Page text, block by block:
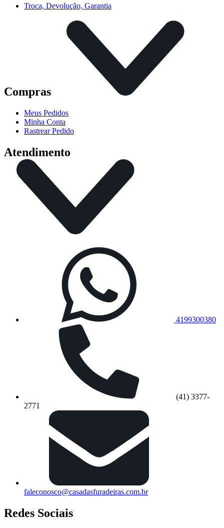
Troca, Devolução, Garantia
Compras
Meus Pedidos
Minha Conta
Rastrear Pedido
Atendimento
4199300380
(41) 3377-
2771
faleconosco@casadasfuradeiras.com.br
Redes Sociais